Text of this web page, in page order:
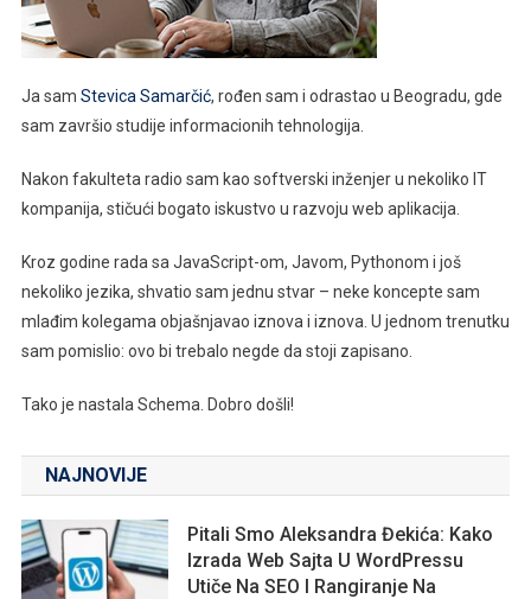
Ja sam Stevica Samarčić, rođen sam i odrastao u Beogradu, gde
sam završio studije informacionih tehnologija.
Nakon fakulteta radio sam kao softverski inženjer u nekoliko IT
kompanija, stičući bogato iskustvo u razvoju web aplikacija.
Kroz godine rada sa JavaScript-om, Javom, Pythonom i još
nekoliko jezika, shvatio sam jednu stvar – neke koncepte sam
mlađim kolegama objašnjavao iznova i iznova. U jednom trenutku
sam pomislio: ovo bi trebalo negde da stoji zapisano.
Tako je nastala Schema. Dobro došli!
NAJNOVIJE
Pitali Smo Aleksandra Đekića: Kako
Izrada Web Sajta U WordPressu
Utiče Na SEO I Rangiranje Na